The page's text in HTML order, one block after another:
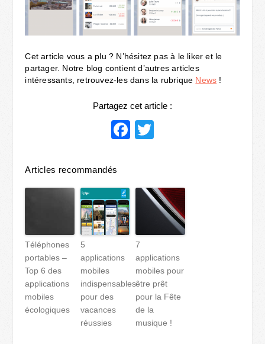
Cet article vous a plu ? N’hésitez pas à le liker et le
partager. Notre blog contient d’autres articles
intéressants, retrouvez-les dans la rubrique News !
Partagez cet article :
Facebook
Articles recommandés
Téléphones
portables –
Top 6 des
applications
mobiles
écologiques
5
applications
mobiles
indispensables
pour des
vacances
réussies
7
applications
mobiles pour
être prêt
pour la Fête
de la
musique !